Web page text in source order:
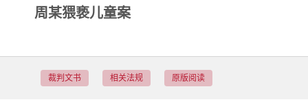
周某猥亵儿童案
裁判文书 相关法规 原版阅读